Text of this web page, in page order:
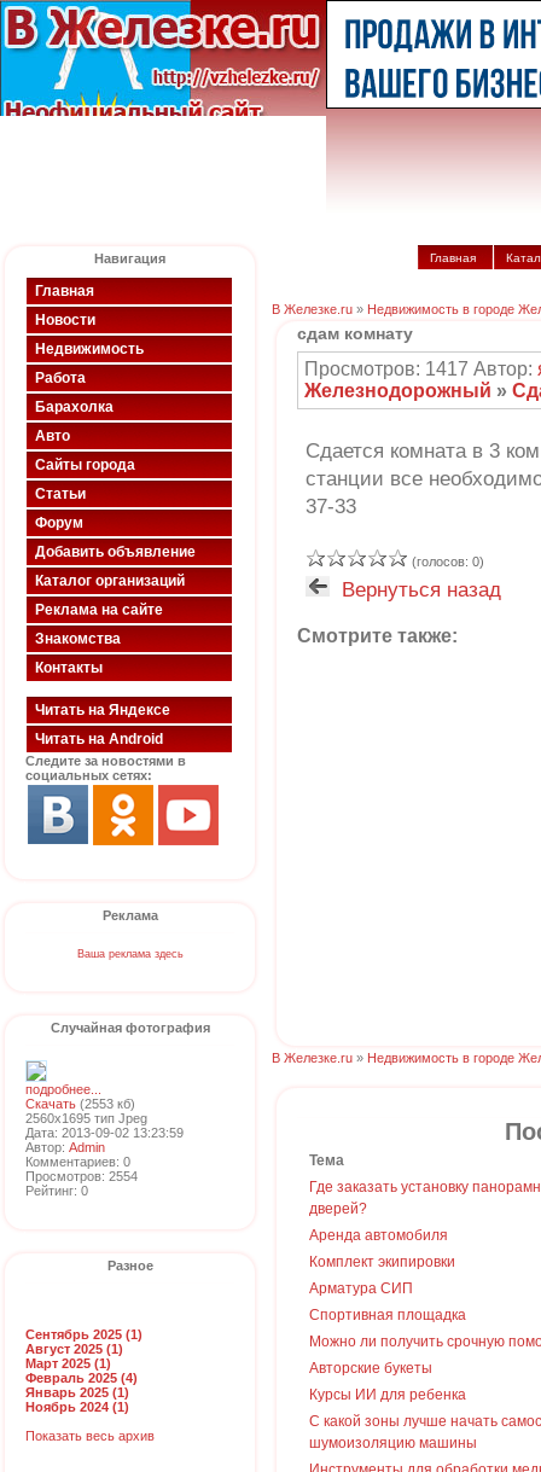
Навигация
Главная
Новости
Недвижимость
Работа
Барахолка
Авто
Сайты города
Статьи
Форум
Добавить объявление
Каталог организаций
Реклама на сайте
Знакомства
Контакты
Читать на Яндексе
Читать на Android
Следите за новостями в
социальных сетях:
Реклама
Ваша реклама здесь
Случайная фотография
подробнее...
Скачать (2553 кб)
2560x1695 тип Jpeg
Дата: 2013-09-02 13:23:59
Автор: Admin
Комментариев: 0
Просмотров: 2554
Рейтинг: 0
Разное
Сентябрь 2025 (1)
Август 2025 (1)
Март 2025 (1)
Февраль 2025 (4)
Январь 2025 (1)
Ноябрь 2024 (1)
Показать весь архив
Главная
В Железке.ru » Недвижимость в городе
сдам комнату
Просмотров: 1417 Автор:
Железнодорожный »
Сдается комната в 3
станции все
37-33
(голосов: 0)
Вернуться назад
Смотрите также:
В Железке.ru » Недвижимость в городе
Тема
Где заказать установку
дверей?
Аренда автомобиля
Комплект экипировки
Арматура СИП
Спортивная площадка
Можно ли получить срочную
Авторские букеты
Курсы ИИ для ребенка
С какой зоны лучше начать
шумоизоляцию машины